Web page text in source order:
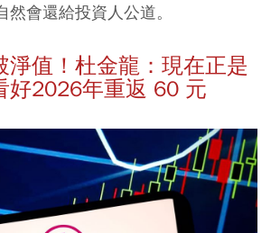
會還給投資人公道。
淨值！杜金龍：現在正是
好2026年重返 60 元